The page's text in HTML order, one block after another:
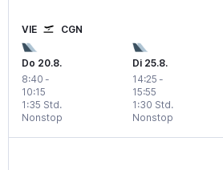
VIE CGN
Do 20.8.
8:40 -
10:15
Nonstop
1:35 Std.
Di 25.8.
14:25 -
15:55
Nonstop
1:30 Std.